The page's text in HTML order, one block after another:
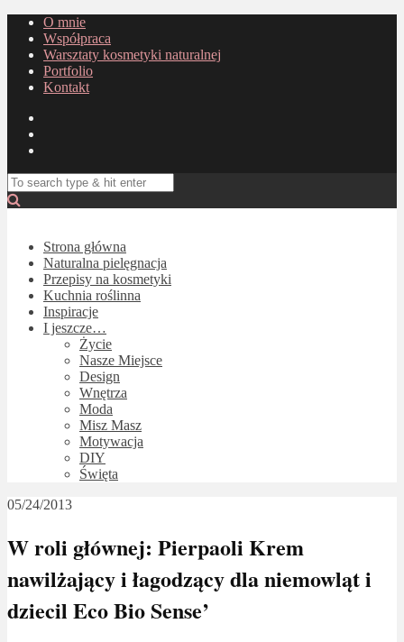
O mnie
Współpraca
Warsztaty kosmetyki naturalnej
Portfolio
Kontakt
Strona główna
Naturalna pielęgnacja
Przepisy na kosmetyki
Kuchnia roślinna
Inspiracje
I jeszcze…
Życie
Nasze Miejsce
Design
Wnętrza
Moda
Misz Masz
Motywacja
DIY
Święta
05/24/2013
W roli głównej: Pierpaoli Krem
nawilżający i łagodzący dla niemowląt i
dziecil Eco Bio Sense’